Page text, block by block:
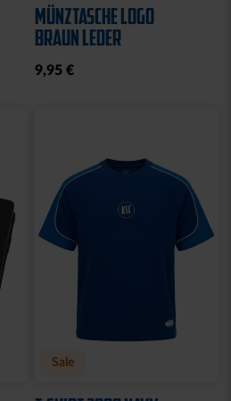
MÜNZTASCHE LOGO
BRAUN LEDER
9,95 €
Sale